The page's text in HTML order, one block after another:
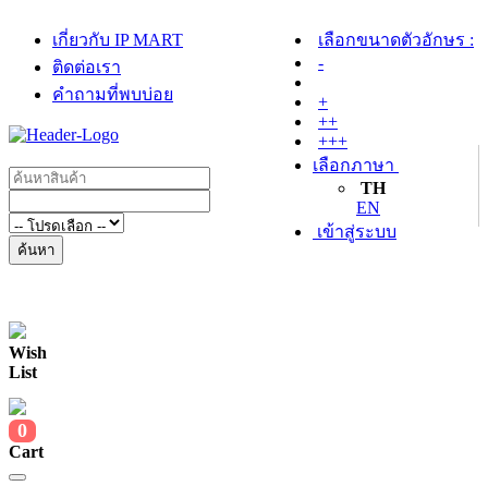
เกี่ยวกับ IP MART
ติดต่อเรา
คำถามที่พบบ่อย
เลือกขนาดตัวอักษร :
-
+
++
+++
เลือกภาษา
TH
EN
เข้าสู่ระบบ
ค้นหา
Wish
List
0
Cart